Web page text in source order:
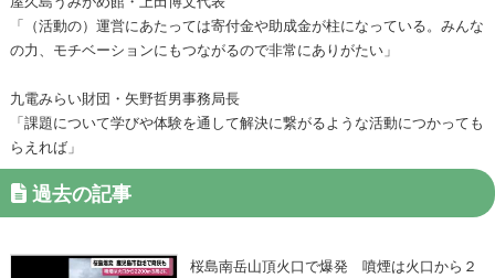
「（活動の）運営にあたっては寄付金や助成金が柱になっている。みんな
の力、モチベーションにもつながるので非常にありがたい」
九電みらい財団・矢野哲男事務局長
「課題について学びや体験を通して解決に繋がるような活動につかっても
らえれば」
過去の記事
桜島南岳山頂火口で爆発 噴煙は火口から２